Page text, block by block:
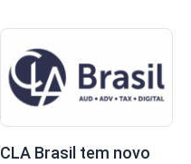
CLA Brasil tem novo